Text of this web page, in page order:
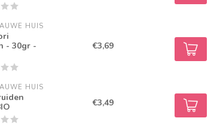
HUIS
- 30gr -
€3,69
HUIS
€3,49